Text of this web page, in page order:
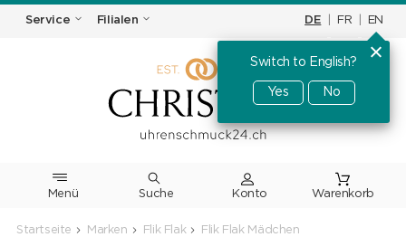
Service Filialen DE FR EN
Switch to English?
Yes No
Menü Suche Warenkorb
Startseite Marken Flik Flak Flik Flak Mädchen